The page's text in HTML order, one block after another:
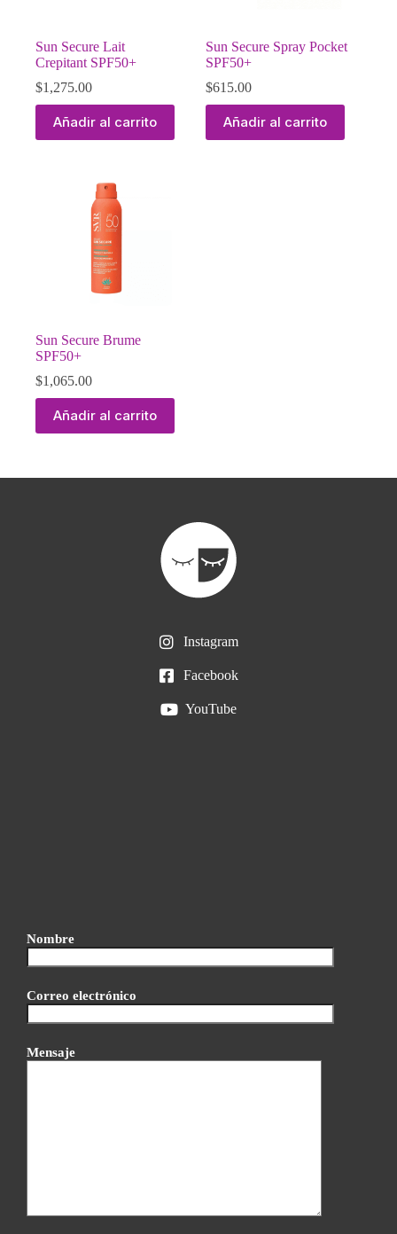
Sun Secure Lait
Crepitant SPF50+
$1,275.00
Añadir al carrito
Sun Secure Spray Pocket
SPF50+
$615.00
Añadir al carrito
Sun Secure Brume
SPF50+
$1,065.00
Añadir al carrito
Instagram
Facebook
YouTube
Nombre
Correo electrónico
Mensaje